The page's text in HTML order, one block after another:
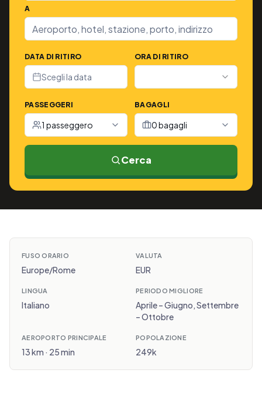
A
DATA DI RITIRO
Scegli la data
ORA DI RITIRO
PASSEGGERI
1 passeggero
BAGAGLI
0 bagagli
Cerca
FUSO ORARIO
Europe/Rome
VALUTA
EUR
LINGUA
Italiano
PERIODO MIGLIORE
Aprile – Giugno, Settembre
– Ottobre
AEROPORTO PRINCIPALE
13 km · 25 min
POPOLAZIONE
249k